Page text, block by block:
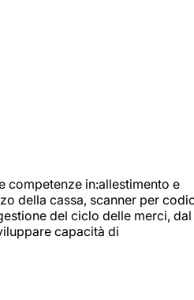
competenze in:allestimento e
della cassa, scanner per
del ciclo delle merci, dal
capacità di